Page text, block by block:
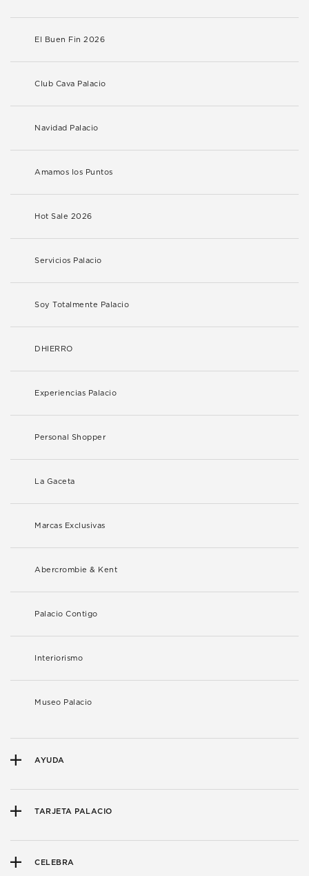
El Buen Fin 2026
Club Cava Palacio
Navidad Palacio
Amamos los Puntos
Hot Sale 2026
Servicios Palacio
Soy Totalmente Palacio
DHIERRO
Experiencias Palacio
Personal Shopper
La Gaceta
Marcas Exclusivas
Abercrombie & Kent
Palacio Contigo
Interiorismo
Museo Palacio
AYUDA
TARJETA PALACIO
CELEBRA